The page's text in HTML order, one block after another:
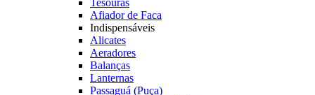
Tesouras
Afiador de Faca
Indispensáveis
Alicates
Aeradores
Balanças
Lanternas
Passaguá (Puça)